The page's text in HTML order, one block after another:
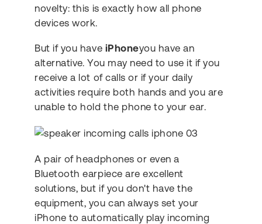
novelty: this is exactly how all phone
devices work.
But if you have iPhoneyou have an
alternative. You may need to use it if you
receive a lot of calls or if your daily
activities require both hands and you are
unable to hold the phone to your ear.
A pair of headphones or even a
Bluetooth earpiece are excellent
solutions, but if you don't have the
equipment, you can always set your
iPhone to automatically play incoming